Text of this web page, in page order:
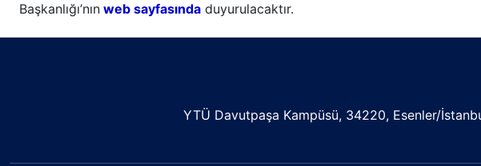
Başkanlığı’nın web sayfasında duyurulacaktır.
YTÜ Davutpaşa Kampüsü, 34220, Esenler/